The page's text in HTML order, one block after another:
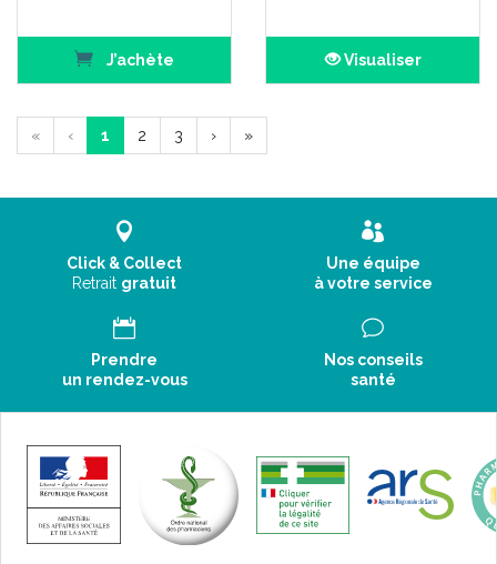
J’achète Visualiser
« ‹ 1 2 3 › »
Click & Collect
Retrait gratuit
Une équipe
à votre service
Prendre
un rendez-vous
Nos conseils
santé